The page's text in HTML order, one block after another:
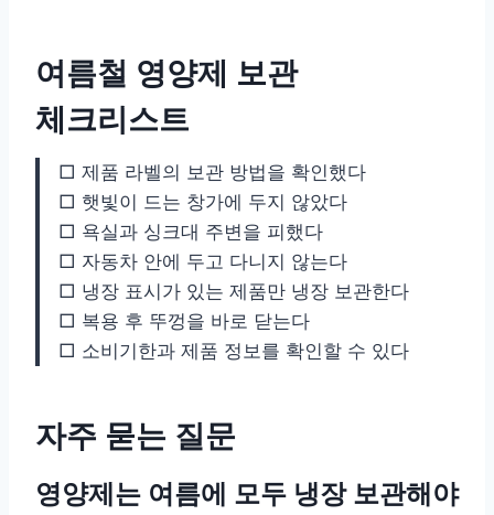
여름철 영양제 보관
체크리스트
□ 제품 라벨의 보관 방법을 확인했다
□ 햇빛이 드는 창가에 두지 않았다
□ 욕실과 싱크대 주변을 피했다
□ 자동차 안에 두고 다니지 않는다
□ 냉장 표시가 있는 제품만 냉장 보관한다
□ 복용 후 뚜껑을 바로 닫는다
□ 소비기한과 제품 정보를 확인할 수 있다
자주 묻는 질문
영양제는 여름에 모두 냉장 보관해야